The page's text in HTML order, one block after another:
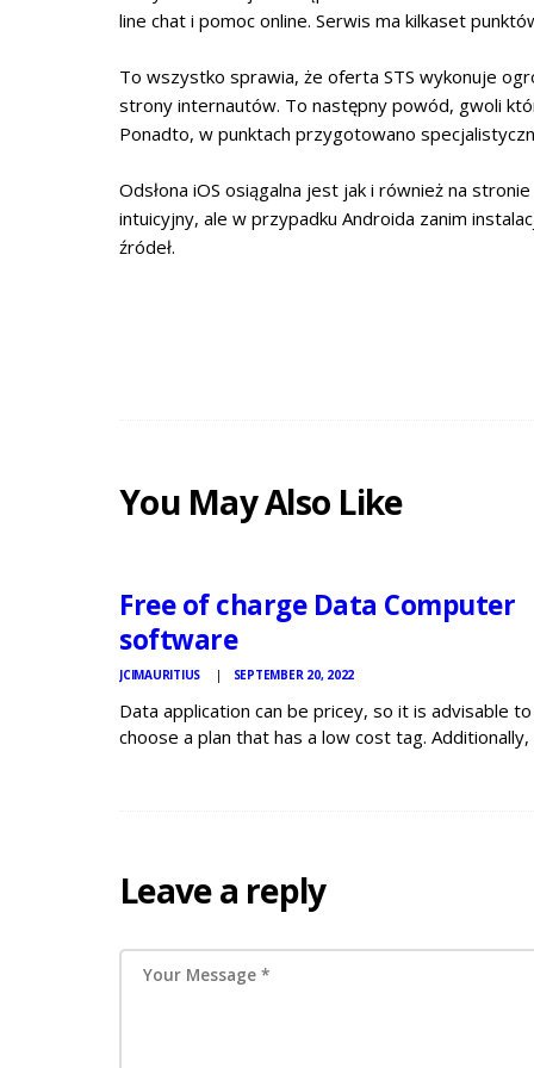
line chat i pomoc online. Serwis ma kilkaset
To wszystko sprawia, że oferta STS wykonuje
strony internautów. To następny powód, gwoli
Ponadto, w punktach przygotowano
Odsłona iOS osiągalna jest jak i również na
intuicyjny, ale w przypadku Androida zanim
źródeł.
You May Also Like
JCI
MAURITIUS
Free of charge Data Computer
software
JCIMAURITIUS SEPTEMBER 20, 2022
Data application can be pricey, so it is advisable to
choose a plan that has a low cost tag.
Leave a reply